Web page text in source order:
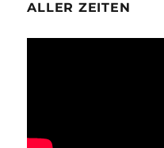
ALLER ZEITEN